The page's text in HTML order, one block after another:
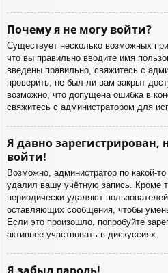
Почему я не могу войти?
Существует несколько возможных
что вы правильно вводите имя
введены правильно, свяжитесь с
проверить, не был ли вам закрыт
возможно, что допущена ошибка в
свяжитесь с администратором для
Я давно зарегистрирован,
войти!
Возможно, администратор по какой-
удалил вашу учётную запись. Кроме
периодически удаляют
оставляющих сообщения, чтобы
Если это произошло, попробуйте
активнее участвовать в дискуссиях.